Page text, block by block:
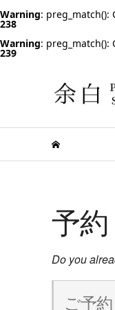
Warning:
238
Warning:
239
予約
Do you
ご予約